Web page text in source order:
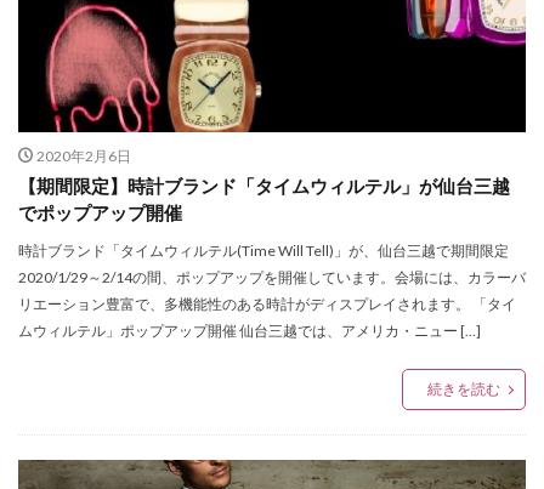
2020年2月6日
【期間限定】時計ブランド「タイムウィルテル」が仙台三越
でポップアップ開催
時計ブランド「タイムウィルテル(Time Will Tell)」が、仙台三越で期間限定
2020/1/29～2/14の間、ポップアップを開催しています。会場には、カラーバ
リエーション豊富で、多機能性のある時計がディスプレイされます。 「タイ
ムウィルテル」ポップアップ開催 仙台三越では、アメリカ・ニュー […]
続きを読む
ソニーストア銀座
タイムウィルテル
タオル美術館
タケオキクチ
タピオ
ダズリン
ダニエル ウェリントン
チコちゃん
チコちゃんに叱られる
チコちゃんに叱られる 仙台祭り
チャンネルはそのまま
チョコレート
ティティーアンドコー
ティーケー タケオキクチ
ディガウェル
ディスクユニオン
ディスプレイコンテスト
ニューエラ
ニューエラワークアウト
ニューヨーク